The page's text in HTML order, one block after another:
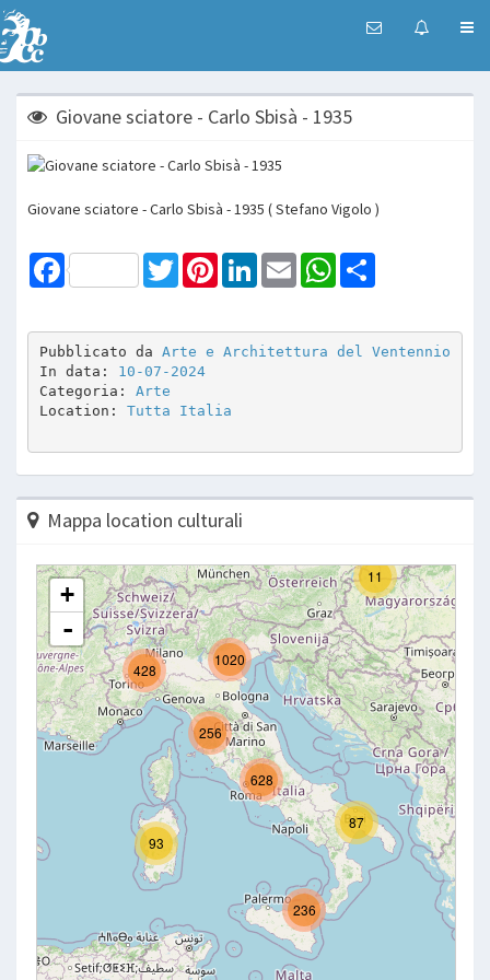
Giovane sciatore - Carlo Sbisà - 1935
Giovane sciatore - Carlo Sbisà - 1935 ( Stefano Vigolo )
Facebook TwitterPinterestLinkedInEmail WhatsApp
Pubblicato da Arte e Architettura del Ventennio
In data: 10-07-2024
Categoria: Arte
Location: Tutta Italia
Mappa location culturali